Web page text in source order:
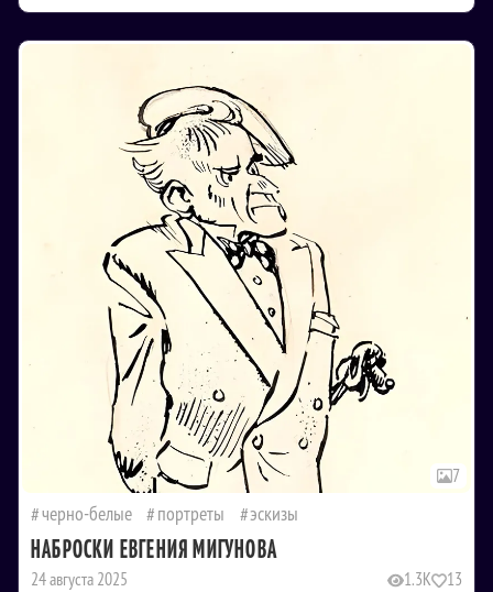
7
черно-белые портреты эскизы
НАБРОСКИ ЕВГЕНИЯ МИГУНОВА
24 августа 2025 1.3K 13